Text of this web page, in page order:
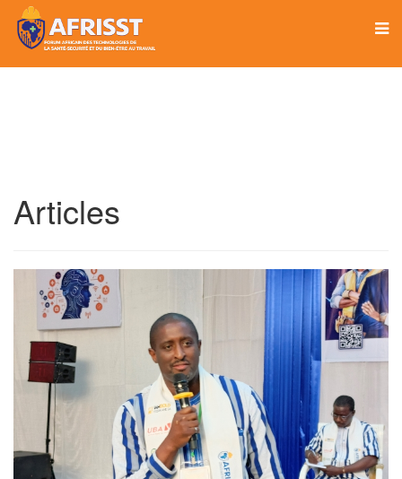
Articles